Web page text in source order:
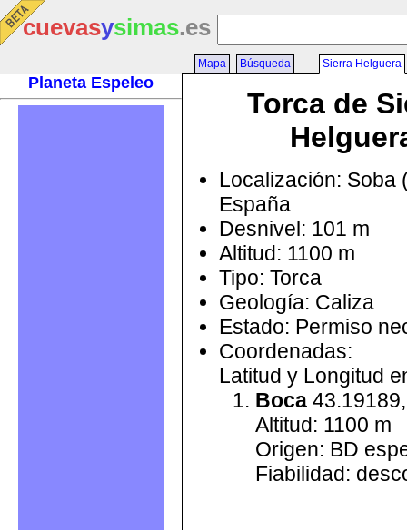
cuevasysimas.es
Planeta Espeleo
Mapa Búsqueda Sierra Helguera
Torca de
Localización: Soba
España
Desnivel: 101 m
Altitud: 1100 m
Tipo: Torca
Geología: Caliza
Estado: Permiso
Coordenadas:
Latitud y Longitud
Boca
Altitud: 1100 m
Origen: BD
Fiabilidad: